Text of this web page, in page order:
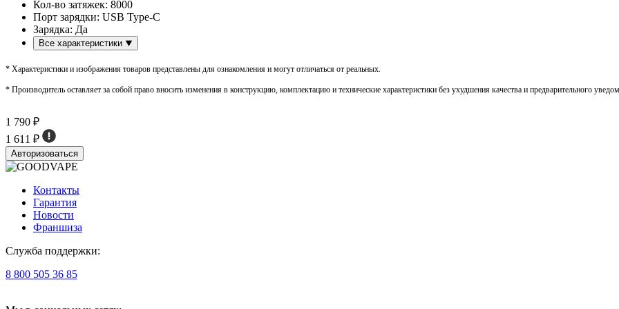
Кол-во затяжек: 8000
Порт зарядки: USB Type-C
Зарядка: Да
Все характеристики
* Характеристики и изображения товаров представлены для ознакомления и могут отличаться от реальных.
* Производитель оставляет за собой право вносить изменения в конструкцию, комплектацию и технические характеристики без ухудшения качества и предварительного
1 790 ₽
1 611 ₽
Авторизоваться
Контакты
Гарантия
Новости
Франшиза
Служба поддержки:
8 800 505 36 85